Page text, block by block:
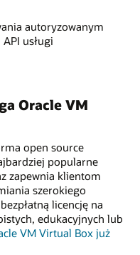
autoryzowanym
usługi
Oracle VM
open source
popularne
zapewnia klientom
szerokiego
licencję na
edukacyjnych lub
VM Virtual Box już